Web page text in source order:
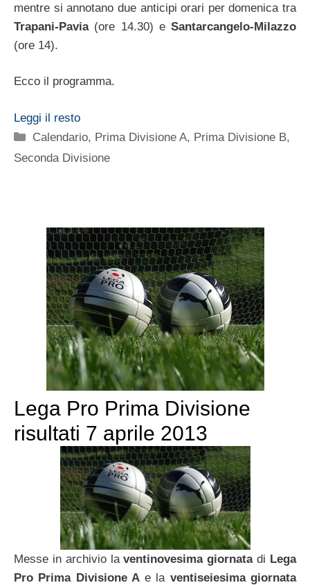
mentre si annotano due anticipi orari per domenica tra
Trapani-Pavia(ore 14.30) e Santarcangelo-Milazzo
(ore 14).
Ecco il programma.
Leggi il resto
Categorie
Calendario, Prima Divisione A, Prima Divisione B,
Seconda Divisione
Lega Pro Prima Divisione
risultati 7 aprile 2013
Messe in archivio laventinovesima giornatadi Lega
Pro Prima Divisione Ae la ventiseiesima giornata